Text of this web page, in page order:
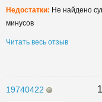
Недостатки: Не найдено
минусов
Читать весь отзыв
19740422